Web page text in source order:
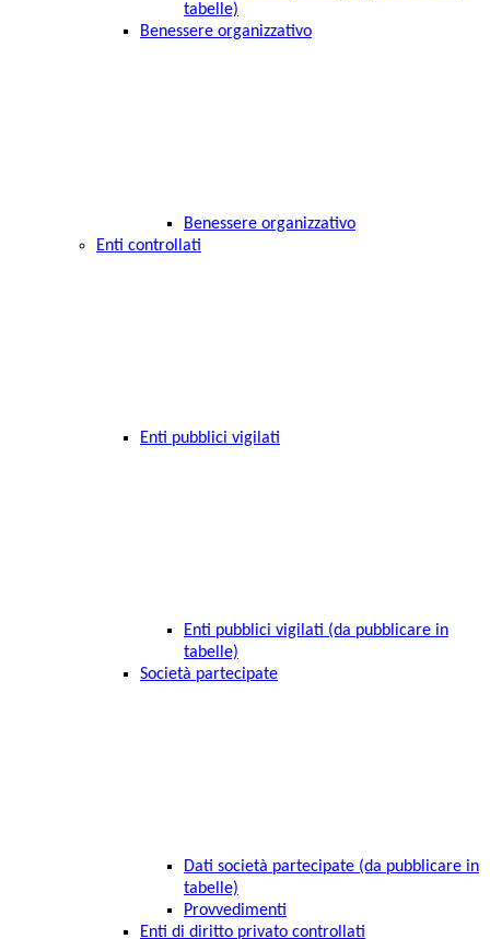
tabelle)
Benessere organizzativo
Benessere organizzativo
Enti controllati
Enti pubblici vigilati
Enti pubblici vigilati (da pubblicare in
tabelle)
Società partecipate
Dati società partecipate (da pubblicare in
tabelle)
Provvedimenti
Enti di diritto privato controllati